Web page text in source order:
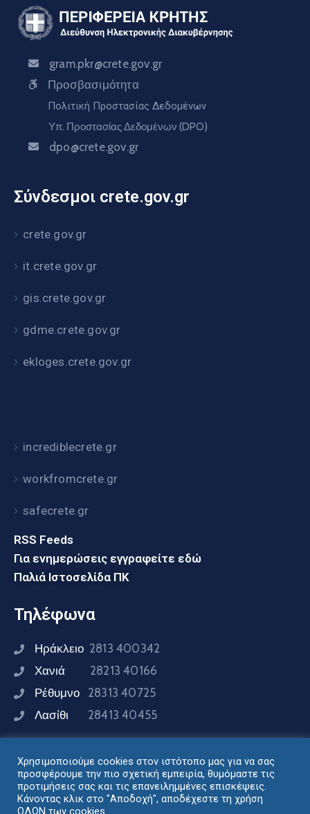
gram.pkr@crete.gov.gr
Προσβασιμότητα
Πολιτική Προστασίας Δεδομένων
Υπ. Προστασίας Δεδομένων (DPO)
dpo@crete.gov.gr
Σύνδεσμοι crete.gov.gr
crete.gov.gr
it.crete.gov.gr
gis.crete.gov.gr
gdme.crete.gov.gr
ekloges.crete.gov.gr
incrediblecrete.gr
workfromcrete.gr
safecrete.gr
RSS Feeds
Για ενημερώσεις εγγραφείτε εδώ
Παλιά Ιστοσελίδα ΠΚ
Τηλέφωνα
Ηράκλειο 2813 400342
Χανιά 28213 40166
Ρέθυμνο 28313 40725
Λασίθι 28413 40455
Συνδεθείτε μαζί μας
Χρησιμοποιούμε cookies στον ιστότοπο μας για να σας
προσφέρουμε την πιο σχετική εμπειρία, θυμόμαστε τις
προτιμήσεις σας και τις επανειλημμένες επισκέψεις.
Κάνοντας κλικ στο "Αποδοχή", αποδέχεστε τη χρήση
ΟΛΩΝ των cookies.